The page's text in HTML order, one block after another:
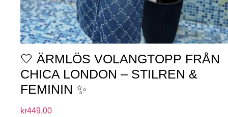
🤍 ÄRMLÖS VOLANGTOPP FRÅN
CHICA LONDON – STILREN &
FEMININ ✨
kr449.00